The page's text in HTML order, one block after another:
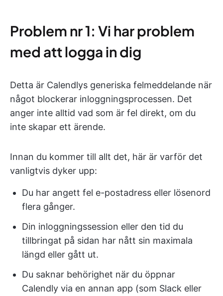
Problem nr 1: Vi har problem
med att logga in dig
Detta är Calendlys generiska felmeddelande när
något blockerar inloggningsprocessen. Det
anger inte alltid vad som är fel direkt, om du
inte skapar ett ärende.
Innan du kommer till allt det, här är varför det
vanligtvis dyker upp:
Du har angett fel e-postadress eller lösenord
flera gånger.
Din inloggningssession eller den tid du
tillbringat på sidan har nått sin maximala
längd eller gått ut.
Du saknar behörighet när du öppnar
Calendly via en annan app (som Slack eller